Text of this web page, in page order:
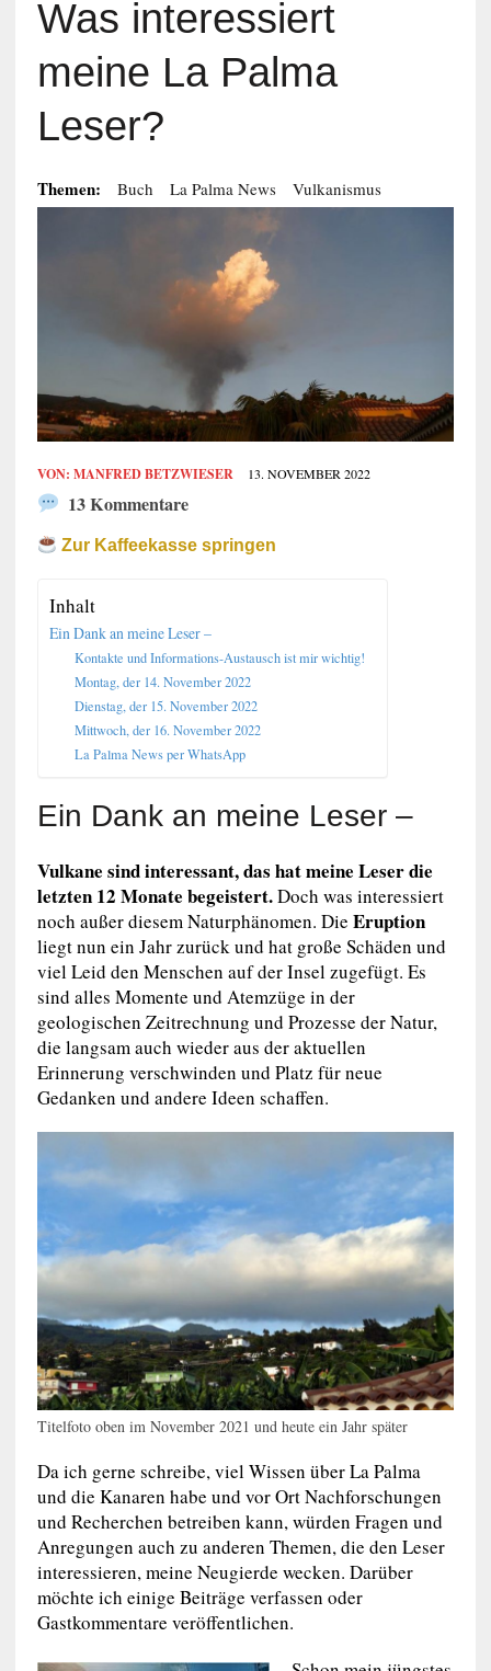
Was interessiert
meine La Palma
Leser?
Themen: Buch La Palma News Vulkanismus
VON: MANFRED BETZWIESER 13. NOVEMBER 2022
13 Kommentare
Zur Kaffeekasse springen
Inhalt
Ein Dank an meine Leser –
Kontakte und Informations-Austausch ist mir wichtig!
Montag, der 14. November 2022
Dienstag, der 15. November 2022
Mittwoch, der 16. November 2022
La Palma News per WhatsApp
Ein Dank an meine Leser –
Vulkane sind interessant, das hat meine Leser die
letzten 12 Monate begeistert.Doch was interessiert
noch außer diesem Naturphänomen. Die Eruption
liegt nun ein Jahr zurück und hat große Schäden und
viel Leid den Menschen auf der Insel zugefügt. Es
sind alles Momente und Atemzüge in der
geologischen Zeitrechnung und Prozesse der Natur,
die langsam auch wieder aus der aktuellen
Erinnerung verschwinden und Platz für neue
Gedanken und andere Ideen schaffen.
Titelfoto oben im November 2021 und heute ein Jahr später
Da ich gerne schreibe, viel Wissen über La Palma
und die Kanaren habe und vor Ort Nachforschungen
und Recherchen betreiben kann, würden Fragen und
Anregungen auch zu anderen Themen, die den Leser
interessieren, meine Neugierde wecken. Darüber
möchte ich einige Beiträge verfassen oder
Gastkommentare veröffentlichen.